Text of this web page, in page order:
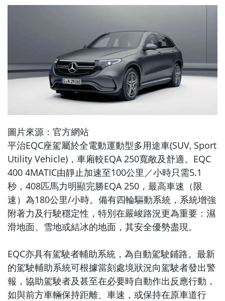
圖片來源：官方網站
平治EQC座駕屬於全電動運動型多用途車(SUV, Sport
Utility Vehicle)，車廂較EQA 250寬敞及舒適。EQC
400 4MATIC由靜止加速至100公里／小時只需5.1
秒，408匹馬力明顯完勝EQA 250，最高車速（限
速）為180公里/小時。備有四輪驅動系統，系統增強
附著力及行駛穩定性，特別在嚴峻路況更為重要：濕
滑地面、雪地或結冰的地面，其安全優勢盡現。
EQC亦具有駕駛者輔助系統，為自動駕駛鋪路。最新
的駕駛輔助系統可根據當刻處境狀況向駕駛者發出警
報，協助駕駛者及甚至在必要時自動作出反應行動，
如與前方車輛保持距離、車速，或保持在原車道行